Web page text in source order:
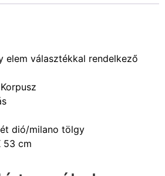
elem választékkal rendelkező
dió/milano tölgy
53 cm